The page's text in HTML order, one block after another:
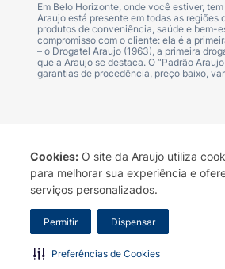
Cookies: O site da Araujo utiliza
para melhorar sua experiência e
serviços personalizados.
Permitir Dispensar
Preferências de Cookies
Em Belo Horizonte, onde você estiver,
Araujo está presente em todas as
produtos de conveniência, saúde e bem-
compromisso com o cliente: ela é a
– o Drogatel Araujo (1963), a primeira
que a Araujo se destaca. O “Padrão
garantias de procedência, preço baixo,
Termo de Uso Portal da Privacidade
A Drogaria Araujo S/A informa que o
marca. Para sua segurança
Araujo S.A. Em caso de dúvidas,
Razão Social: Drogaria Araujo S.A |
0300.313.1010 e (31) 3270-5000